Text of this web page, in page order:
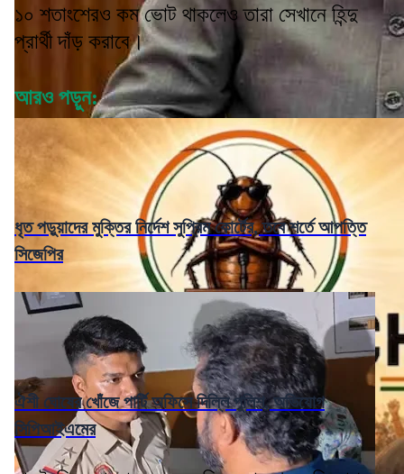
১০ শতাংশেরও কম ভোট থাকলেও তারা সেখানে হিন্দু
প্রার্থী দাঁড় করাবে।
আরও পড়ুন:
ধৃত পড়ুয়াদের মুক্তির নির্দেশ সুপ্রিম কোর্টের, তবে শর্তে আপত্তি
সিজেপির
ঐশী ঘোষের খোঁজে পার্টি অফিসে দিল্লি পুলিশ, অভিযোগ
সিপিআইএমের